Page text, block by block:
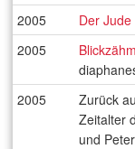
2005
Der
2005
2005
Zurück
Zeitalter
und